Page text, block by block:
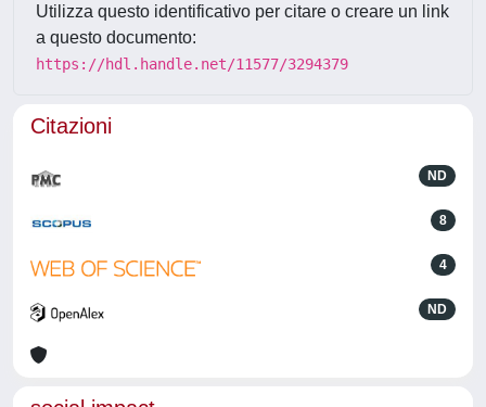
Utilizza questo identificativo per citare o creare un link
a questo documento:
https://hdl.handle.net/11577/3294379
Citazioni
ND
8
4
ND